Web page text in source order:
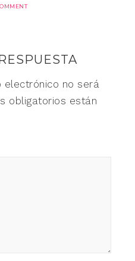
electrónico no será
obligatorios están